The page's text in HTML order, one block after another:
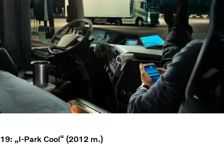
19: „I-Park Cool“ (2012 m.)